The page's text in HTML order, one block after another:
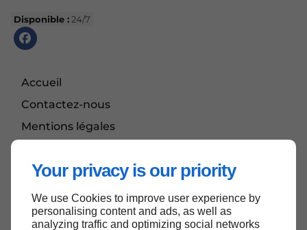
Your privacy is our priority
We use Cookies to improve user experience by
personalising content and ads, as well as
analyzing traffic and optimizing social networks
Disponible : 24/7
Accueil
Contactez-nous
Mentions légales
Haut de page